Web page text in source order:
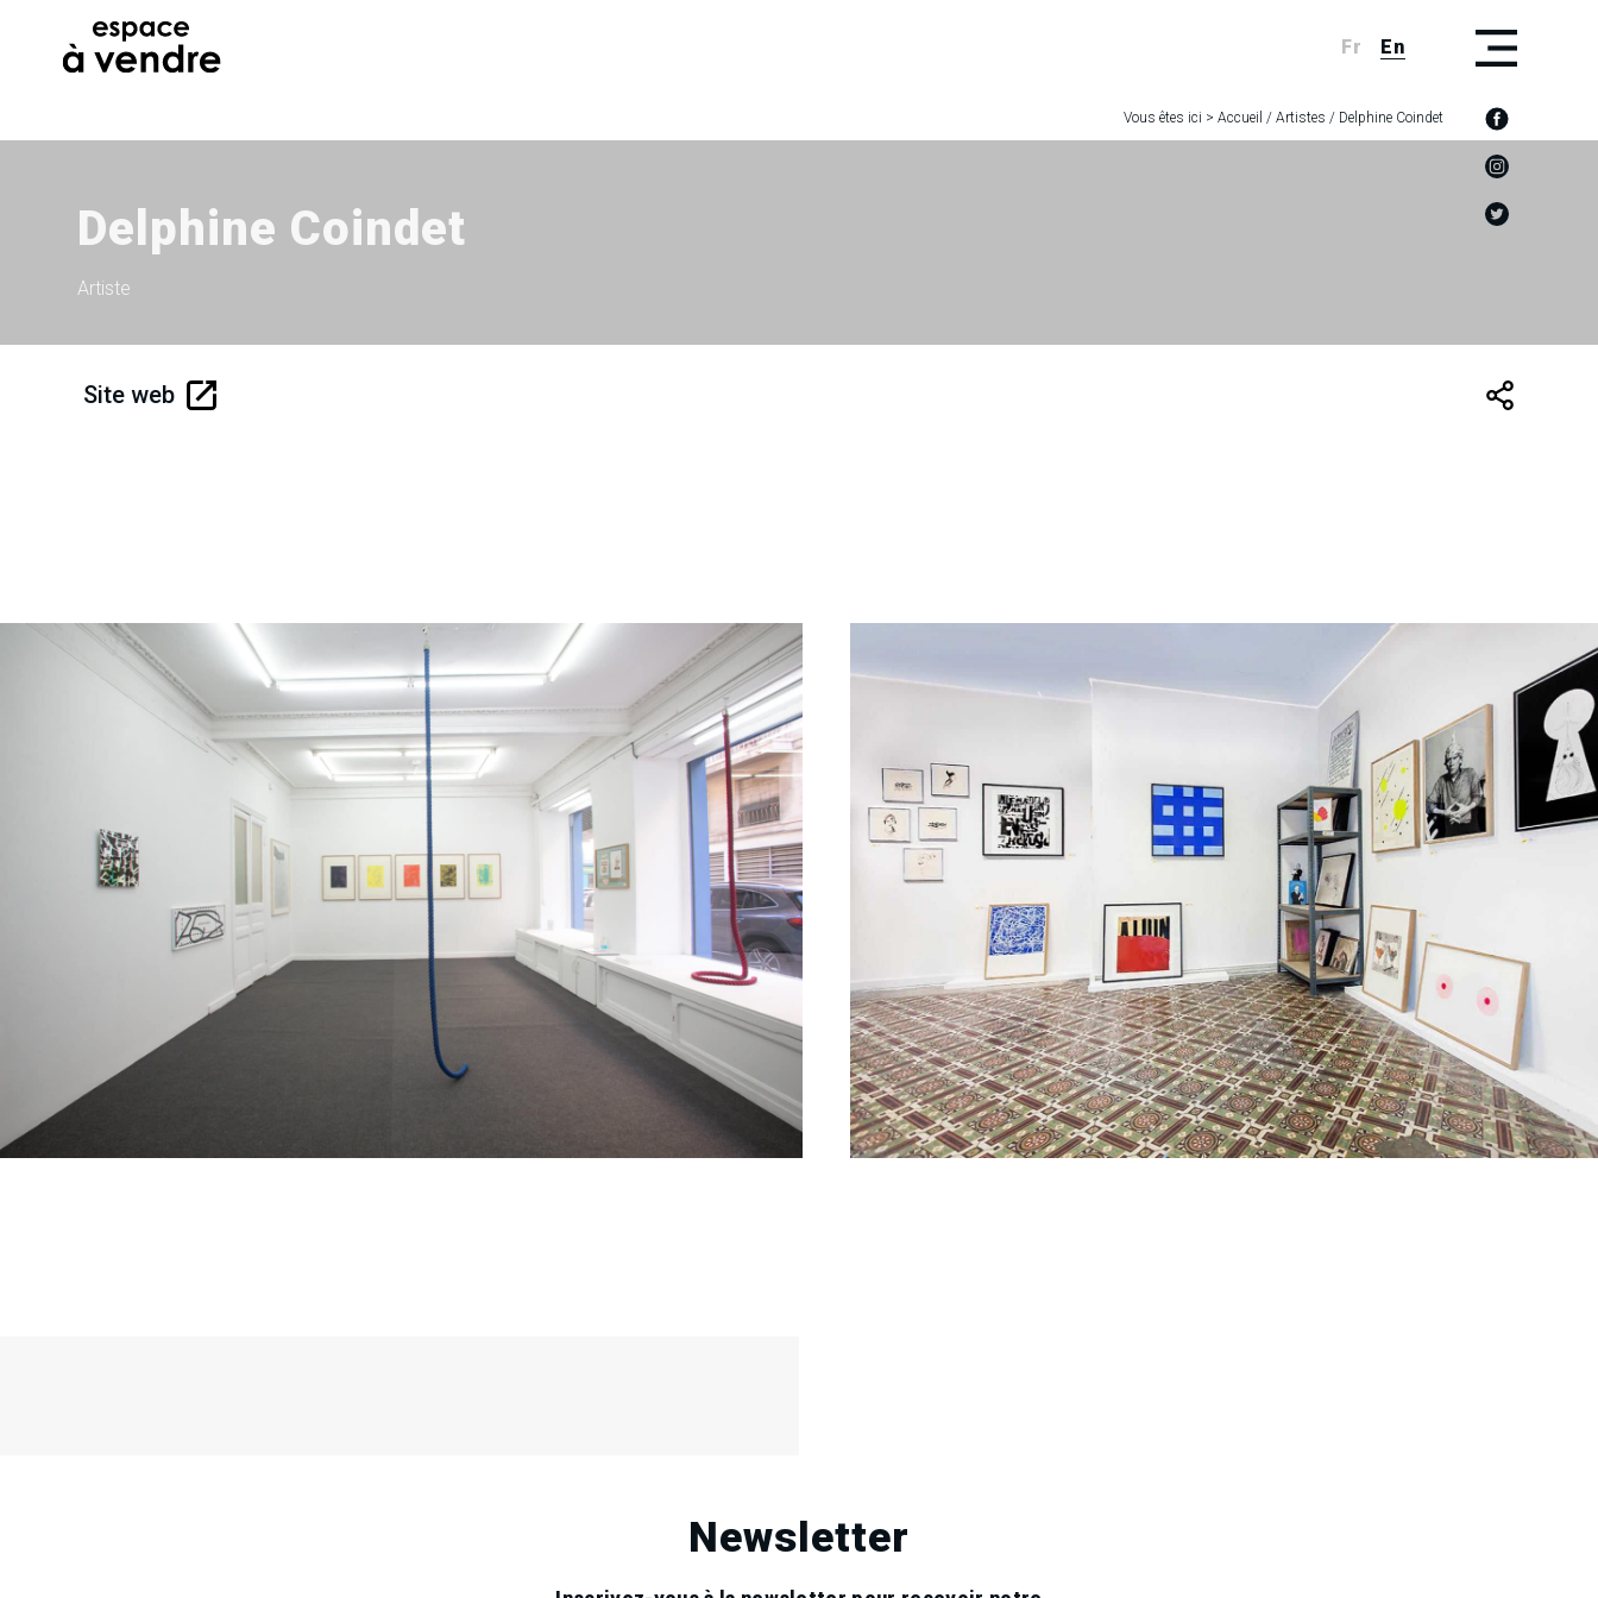
Fr En
Vous êtes ici > Accueil / Artistes / Delphine Coindet
Delphine Coindet
Artiste
Site web
Sam
Sep
Exposition collective 28
Sam
Nov
2015
16
Sam
Jan
2016
Le showroom
Newsletter